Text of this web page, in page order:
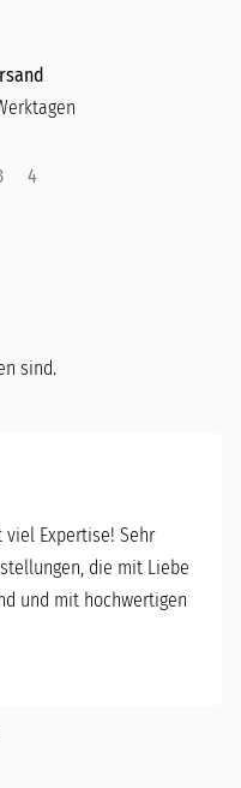
sind.
viel Expertise! Sehr
die mit Liebe
und mit hochwertigen